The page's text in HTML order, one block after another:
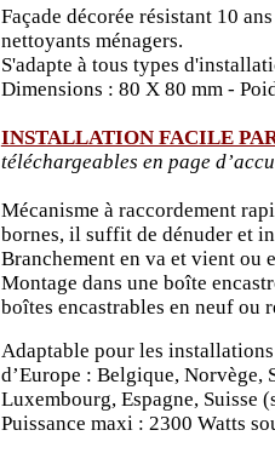
Façade décorée résistant 10
nettoyants ménagers.
S'adapte à tous types
Dimensions : 80 X 80 mm -
INSTALLATION FACILE
téléchargeables en page
Mécanisme à raccordement
bornes, il suffit de dénuder et
Branchement en va et vient ou
Montage dans une boîte
boîtes encastrables en neuf ou
Adaptable pour les
d’Europe : Belgique, Norvège,
Luxembourg, Espagne, Suisse
Puissance maxi : 2300 Watts